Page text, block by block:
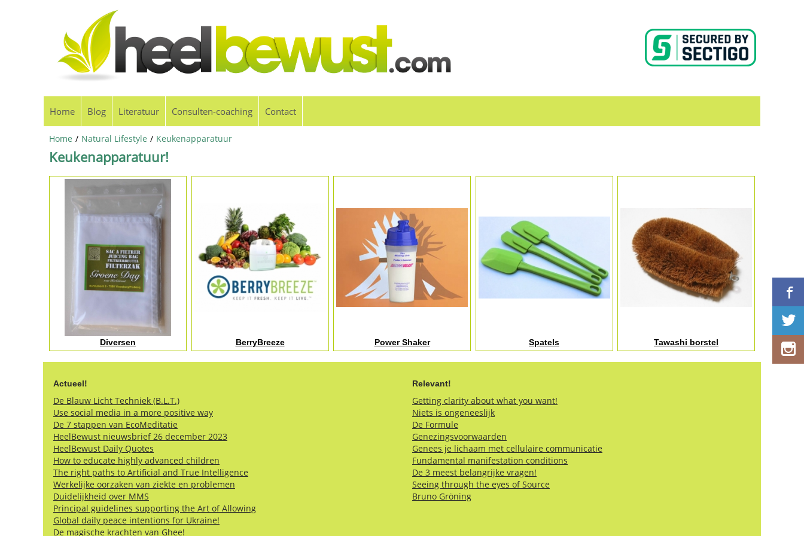
Home Blog Literatuur Consulten-coaching Contact
Home / Natural Lifestyle / Keukenapparatuur
Keukenapparatuur!
Diversen BerryBreeze Power Shaker Spatels Tawashi borstel
Actueel!
De Blauw Licht Techniek (B.L.T.)
Use social media in a more positive way
De 7 stappen van EcoMeditatie
HeelBewust nieuwsbrief 26 december 2023
HeelBewust Daily Quotes
How to educate highly advanced children
The right paths to Artificial and True Intelligence
Werkelijke oorzaken van ziekte en problemen
Duidelijkheid over MMS
Principal guidelines supporting the Art of Allowing
Global daily peace intentions for Ukraine!
De magische krachten van Ghee!
Relevant!
Getting clarity about what you want!
Niets is ongeneeslijk
De Formule
Genezingsvoorwaarden
Genees je lichaam met cellulaire communicatie
Fundamental manifestation conditions
De 3 meest belangrijke vragen!
Seeing through the eyes of Source
Bruno Gröning